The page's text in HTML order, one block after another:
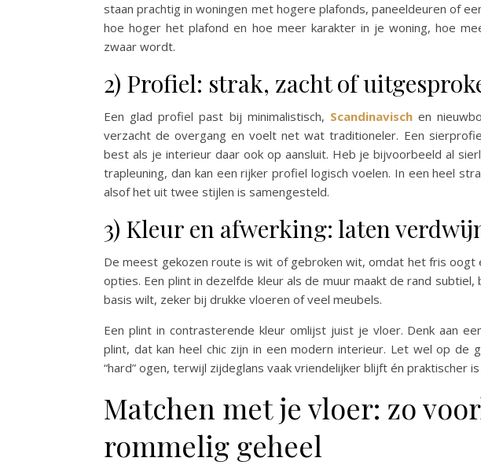
staan prachtig in woningen met hogere plafonds, paneeldeuren of
hoe hoger het plafond en hoe meer karakter in je woning, hoe
zwaar wordt.
2) Profiel: strak, zacht of
Een glad profiel past bij minimalistisch, Scandinavischen
verzacht de overgang en voelt net wat traditioneler. Een
best als je interieur daar ook op aansluit. Heb je bijvoorbeeld al
trapleuning, dan kan een rijker profiel logisch voelen. In een heel
alsof het uit twee stijlen is samengesteld.
3) Kleur en afwerking: laten
De meest gekozen route is wit of gebroken wit, omdat het fris oogt
opties. Een plint in dezelfde kleur als de muur maakt de rand
basis wilt, zeker bij drukke vloeren of veel meubels.
Een plint in contrasterende kleur omlijst juist je vloer. Denk aan
plint, dat kan heel chic zijn in een modern interieur. Let wel op de
“hard” ogen, terwijl zijdeglans vaak vriendelijker blijft én praktischer
Matchen met je vloer: zo
rommelig geheel